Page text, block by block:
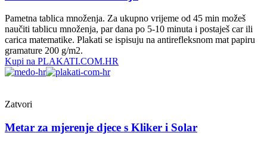
Pametna tablica množenja. Za ukupno vrijeme od 45 min možeš
naučiti tablicu množenja, par dana po 5-10 minuta i postaješ car ili
carica matematike. Plakati se ispisuju na antirefleksnom mat papiru
gramature 200 g/m2.
Kupi na PLAKATI.COM.HR
Zatvori
Metar za mjerenje djece s Kliker i Solar